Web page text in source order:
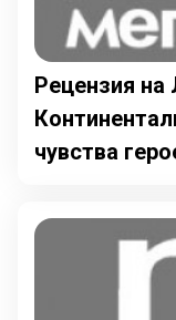
Рецензия
чувства